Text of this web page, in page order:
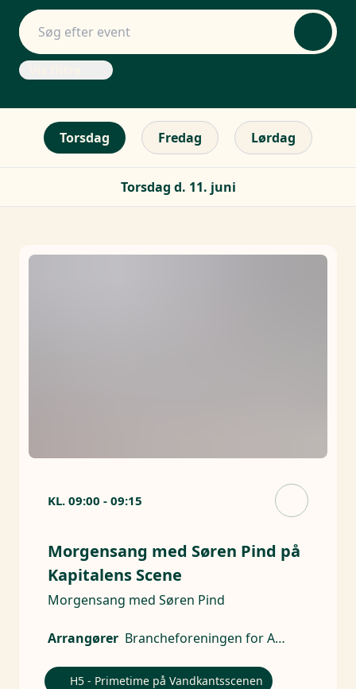
Torsdag Fredag Lørdag
Torsdag d. 11. juni
KL. 09:00 - 09:15
Morgensang med Søren Pind på
Kapitalens Scene
Morgensang med Søren Pind
Arrangører Brancheforeningen for Aktive Ejere
H5 - Primetime på Vandkantsscenen